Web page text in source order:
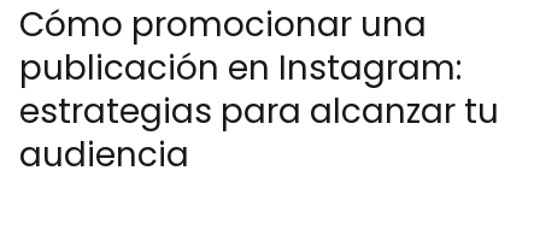
Cómo promocionar una
publicación en Instagram:
estrategias para alcanzar tu
audiencia